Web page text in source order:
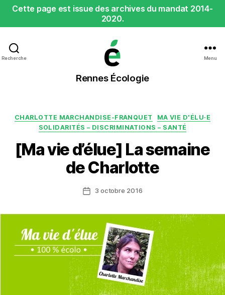
Cette page est issue des archives du mandat 2014-
2020.
Recherche
Rennes
Écologie
Rennes Écologie
Menu
Catégories
CHARLOTTE MARCHANDISE-FRANQUET
MA VIE D'ÉLU·E
SOLIDARITÉS – DISCRIMINATIONS – SANTÉ
[Ma vie d’élue] La semaine
de Charlotte
Date3 octobre 2016